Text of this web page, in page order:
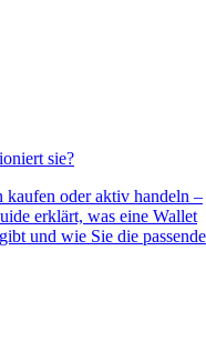
sie?
oder aktiv handeln –
erklärt, was eine Wallet
und wie Sie die passende